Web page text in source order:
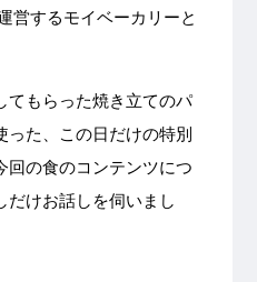
営するモイベーカリーと
てもらった焼き立てのパ
った、この日だけの特別
回の食のコンテンツにつ
だけお話しを伺いまし